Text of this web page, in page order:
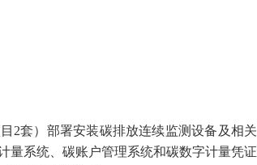
2套）部署安装碳排放连续监测设备及相关
量系统、 碳账户管理系统和碳数字计量凭证